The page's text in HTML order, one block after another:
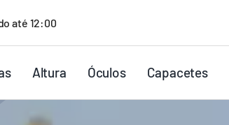
até 12:00
Altura Óculos Capacetes